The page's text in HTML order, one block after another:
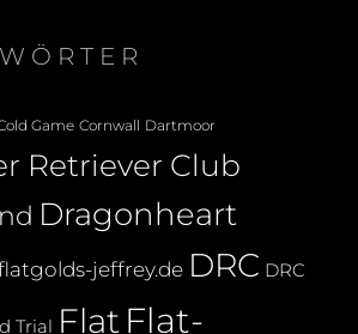
Game Cornwall Dartmoor
Retriever Club
Dragonheart
jeffrey.de DRC DRC
Trial Flat Flat-